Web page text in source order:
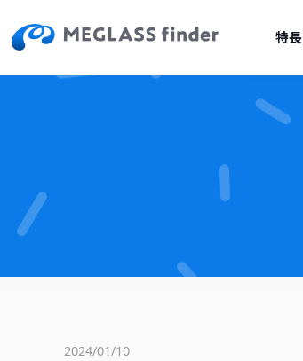
特長
2024/01/10